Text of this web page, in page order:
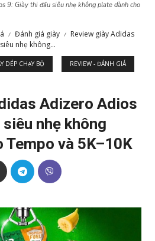
9: Giày thi đấu siêu nhẹ không plate dành cho
Đánh giá giày
Review giày Adidas
nhẹ không...
DÉP CHẠY BỘ
REVIEW - ĐÁNH GIÁ
Adizero Adios
nhẹ không
Tempo và 5K–10K